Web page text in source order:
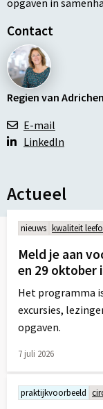
opgaven in
Contact
Regien van
E-mail
LinkedIn
Actueel
nieuws kwaliteit
Meld je aan
en 29 oktober
Het programma
excursies,
opgaven.
7 juli 2026
meer
over
praktijkvoorbeeld